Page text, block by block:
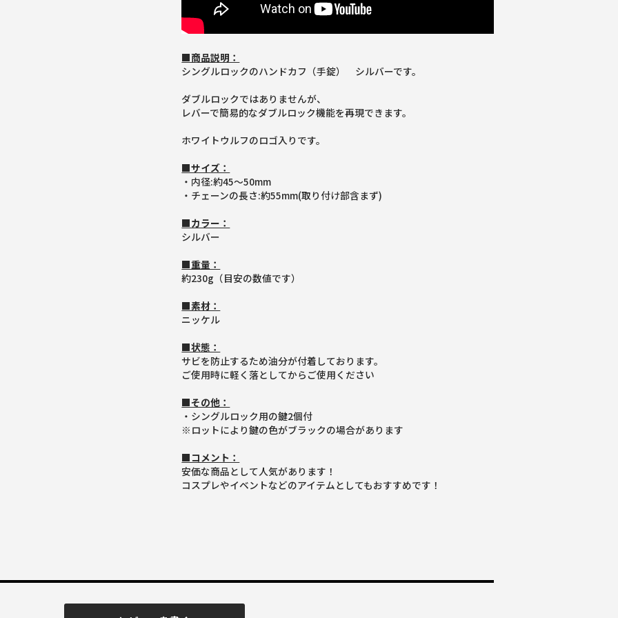
■商品説明：
シングルロックのハンドカフ（手錠） シルバーです。
ダブルロックではありませんが、
レバーで簡易的なダブルロック機能を再現できます。
ホワイトウルフのロゴ入りです。
■サイズ：
・内径:約45～50mm
・チェーンの長さ:約55mm(取り付け部含まず)
■カラー：
シルバー
■重量：
約230g（目安の数値です）
■素材：
ニッケル
■状態：
サビを防止するため油分が付着しております。
ご使用時に軽く落としてからご使用ください
■その他：
・シングルロック用の鍵2個付
※ロットにより鍵の色がブラックの場合があります
■コメント：
安価な商品として人気があります！
コスプレやイベントなどのアイテムとしてもおすすめです！